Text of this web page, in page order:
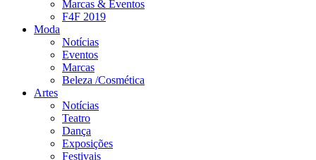
Marcas & Eventos
F4F 2019
Moda
Notícias
Eventos
Marcas
Beleza /Cosmética
Artes
Notícias
Teatro
Dança
Exposições
Festivais